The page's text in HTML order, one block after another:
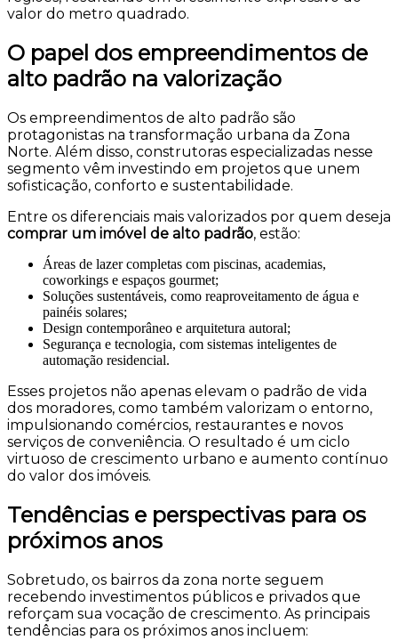
valor do metro quadrado.
O papel dos empreendimentos de
alto padrão na valorização
Os empreendimentos de alto padrão são
protagonistas na transformação urbana da Zona
Norte. Além disso, construtoras especializadas nesse
segmento vêm investindo em projetos que unem
sofisticação, conforto e sustentabilidade.
Entre os diferenciais mais valorizados por quem deseja
comprar um imóvel de alto padrão, estão:
Áreas de lazer completas com piscinas, academias,
coworkings e espaços gourmet;
Soluções sustentáveis, como reaproveitamento de água e
painéis solares;
Design contemporâneo e arquitetura autoral;
Segurança e tecnologia, com sistemas inteligentes de
automação residencial.
Esses projetos não apenas elevam o padrão de vida
dos moradores, como também valorizam o entorno,
impulsionando comércios, restaurantes e novos
serviços de conveniência. O resultado é um ciclo
virtuoso de crescimento urbano e aumento contínuo
do valor dos imóveis.
Tendências e perspectivas para os
próximos anos
Sobretudo, os bairros da zona norte seguem
recebendo investimentos públicos e privados que
reforçam sua vocação de crescimento. As principais
tendências para os próximos anos incluem: